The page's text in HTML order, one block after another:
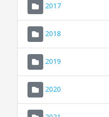
2017
2018
2019
2020